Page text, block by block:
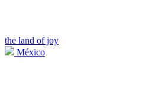
the land of joy
México